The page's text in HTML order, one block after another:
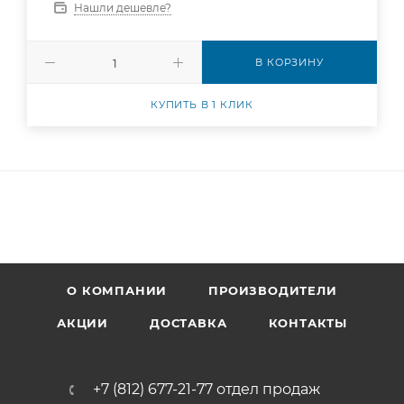
Нашли дешевле?
В КОРЗИНУ
КУПИТЬ В 1 КЛИК
О КОМПАНИИ ПРОИЗВОДИТЕЛИ
АКЦИИ ДОСТАВКА КОНТАКТЫ
+7 (812) 677-21-77 отдел продаж